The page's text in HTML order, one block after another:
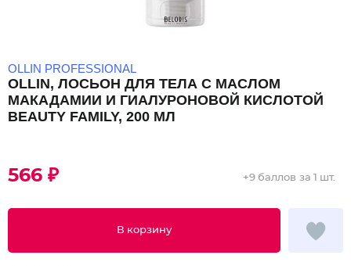
OLLIN PROFESSIONAL
OLLIN, ЛОСЬОН ДЛЯ ТЕЛА С МАСЛОМ
МАКАДАМИИ И ГИАЛУРОНОВОЙ КИСЛОТОЙ
BEAUTY FAMILY, 200 МЛ
566 ₽
В корзину
+9 баллов за 1 шт.